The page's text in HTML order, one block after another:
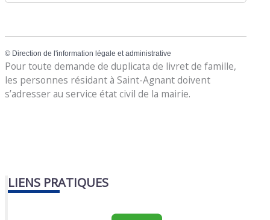
© Direction de l'information légale et administrative
Pour toute demande de duplicata de livret de famille,
les personnes résidant à Saint-Agnant doivent
s’adresser au service état civil de la mairie.
LIENS PRATIQUES